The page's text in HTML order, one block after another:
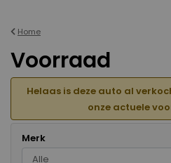
Home
Voorraad
Helaas is deze auto al
onze actuele
Merk